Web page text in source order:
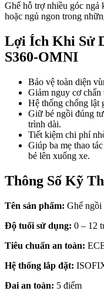
Ghế hỗ trợ nhiều góc ngả
hoặc ngủ ngon trong
Lợi Ích Khi Sử
S360-OMNI
Bảo vệ toàn diện
Giảm nguy cơ
Hệ thống chống lật
Giữ bé ngồi đúng
trình dài.
Tiết kiệm chi phí
Giúp ba mẹ thao
bé lên xuống xe.
Thông Số Kỹ
Tên sản phẩm: Ghế
Độ tuổi sử dụng: 0 – 12
Tiêu chuẩn an toàn:
Hệ thống lắp đặt:
Đai an toàn: 5 điểm